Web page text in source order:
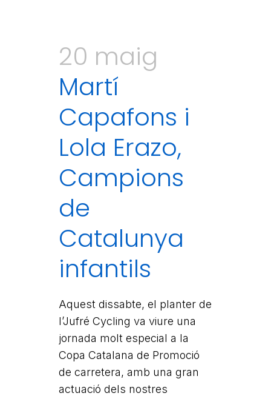
20 maig
Martí
Capafons i
Lola Erazo,
Campions
de
Catalunya
infantils
Aquest dissabte, el planter de
l’Jufré Cycling va viure una
jornada molt especial a la
Copa Catalana de Promoció
de carretera, amb una gran
actuació dels nostres